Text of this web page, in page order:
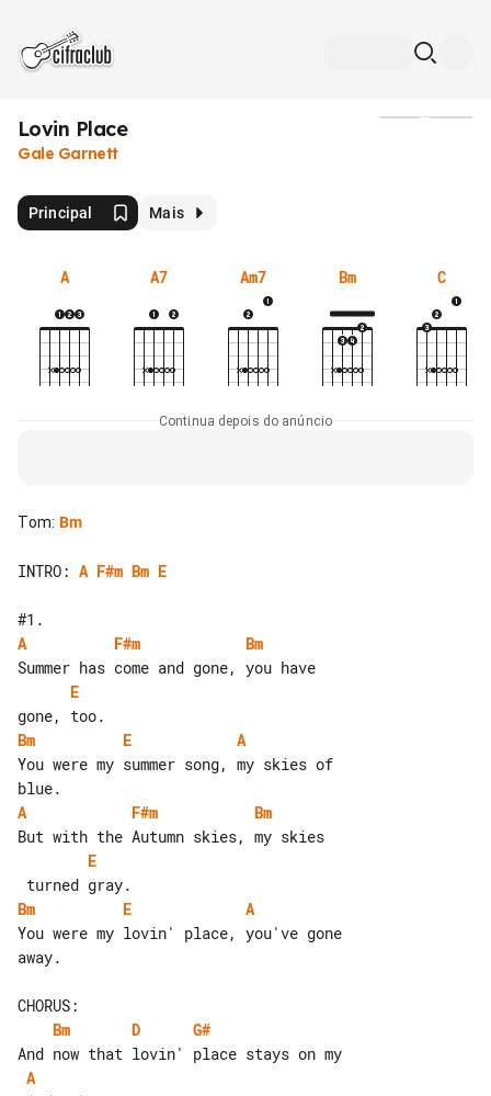
Lovin Place
Gale Garnett
Principal Mais
A A7 Am7 Bm C
Continua depois do anúncio
Tom: Bm
INTRO: A F#m Bm E
A
F#m
Bm
E
Bm
E
A
You were my summer song, my skies of
A
F#m
Bm
E
Bm
E
A
You were my lovin' place, you've gone
away.
Bm
D
G#
A